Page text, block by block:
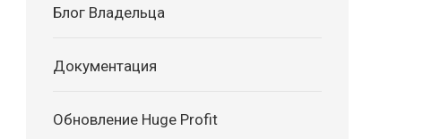
Блог Владельца
Документация
Обновление Huge Profit